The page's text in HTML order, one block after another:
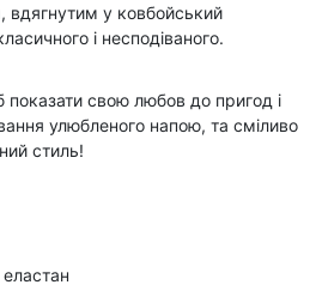
вдягнутим у ковбойський
і несподіваного.
свою любов до пригод і
улюбленого напою, та сміливо
стиль!